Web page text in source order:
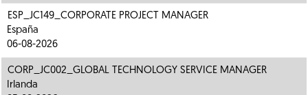
ESP_JC149_CORPORATE PROJECT MANAGER
España
06-08-2026
CORP_JC002_GLOBAL TECHNOLOGY SERVICE MANAGER
Irlanda